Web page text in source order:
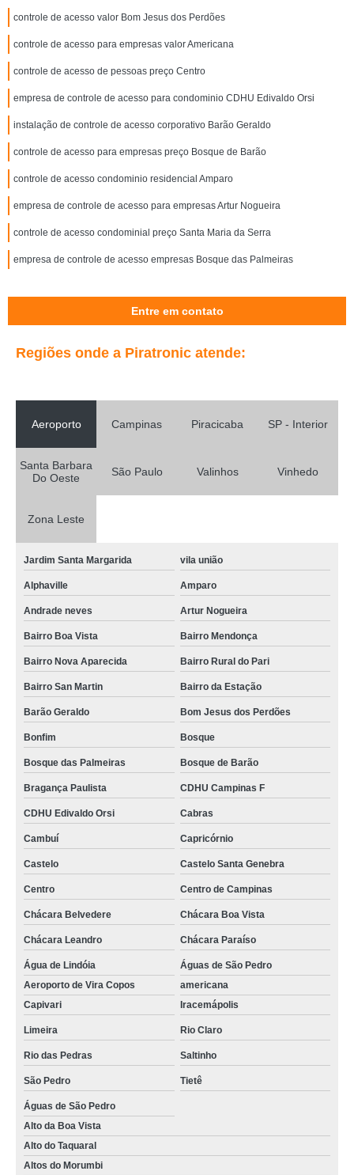
controle de acesso valor Bom Jesus dos Perdões
controle de acesso para empresas valor Americana
controle de acesso de pessoas preço Centro
empresa de controle de acesso para condominio CDHU Edivaldo Orsi
instalação de controle de acesso corporativo Barão Geraldo
controle de acesso para empresas preço Bosque de Barão
controle de acesso condominio residencial Amparo
empresa de controle de acesso para empresas Artur Nogueira
controle de acesso condominial preço Santa Maria da Serra
empresa de controle de acesso empresas Bosque das Palmeiras
Entre em contato
Regiões onde a Piratronic atende:
Aeroporto Campinas Piracicaba SP - Interior
Santa Barbara
Do Oeste
São Paulo Valinhos Vinhedo
Zona Leste
Jardim Santa Margarida vila união
Alphaville Amparo
Andrade neves Artur Nogueira
Bairro Boa Vista Bairro Mendonça
Bairro Nova Aparecida Bairro Rural do Pari
Bairro San Martin Bairro da Estação
Barão Geraldo Bom Jesus dos Perdões
Bonfim Bosque
Bosque das Palmeiras Bosque de Barão
Bragança Paulista CDHU Campinas F
CDHU Edivaldo Orsi Cabras
Cambuí Capricórnio
Castelo Castelo Santa Genebra
Centro Centro de Campinas
Chácara Belvedere Chácara Boa Vista
Chácara Leandro Chácara Paraíso
Água de Lindóia
Águas de São Pedro
Aeroporto de Vira Copos
americana
Capivari
Iracemápolis
Limeira Rio Claro
Rio das Pedras Saltinho
São Pedro Tietê
Águas de São Pedro
Alto da Boa Vista
Alto do Taquaral
Altos do Morumbi